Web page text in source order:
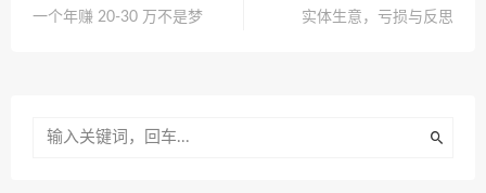
一个年赚 20-30 万不是梦
实体生意，亏损与反思